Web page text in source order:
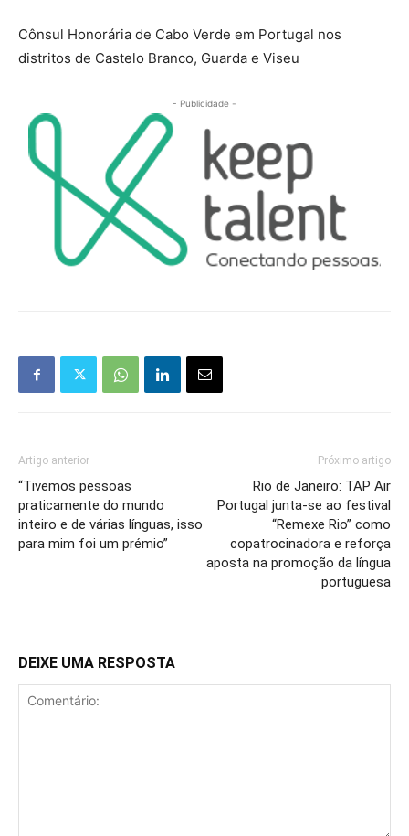
Cônsul Honorária de Cabo Verde em Portugal nos
distritos de Castelo Branco, Guarda e Viseu
- Publicidade -
Artigo anterior
“Tivemos pessoas
praticamente do mundo
inteiro e de várias línguas, isso
para mim foi um prémio”
Próximo artigo
Rio de Janeiro: TAP Air
Portugal junta-se ao festival
“Remexe Rio” como
copatrocinadora e reforça
aposta na promoção da língua
portuguesa
DEIXE UMA RESPOSTA